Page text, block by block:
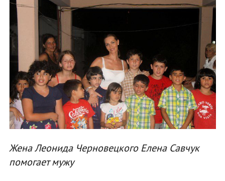
Жена Леонида Черновецкого Елена Савчук
помогает мужу